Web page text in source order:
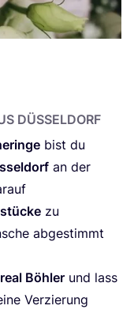
DÜSSELDORF
bist du
an der
zu
abge­stimmt
Böh­ler und lass
Ver­zie­rung